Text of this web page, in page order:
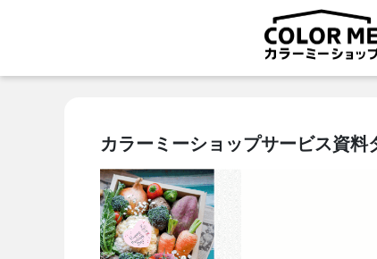
カラーミーショップサービス資料